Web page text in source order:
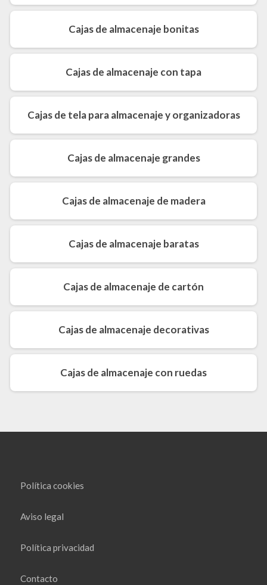
Cajas de almacenaje bonitas
Cajas de almacenaje con tapa
Cajas de tela para almacenaje y organizadoras
Cajas de almacenaje grandes
Cajas de almacenaje de madera
Cajas de almacenaje baratas
Cajas de almacenaje de cartón
Cajas de almacenaje decorativas
Cajas de almacenaje con ruedas
Política cookies
Aviso legal
Política privacidad
Contacto